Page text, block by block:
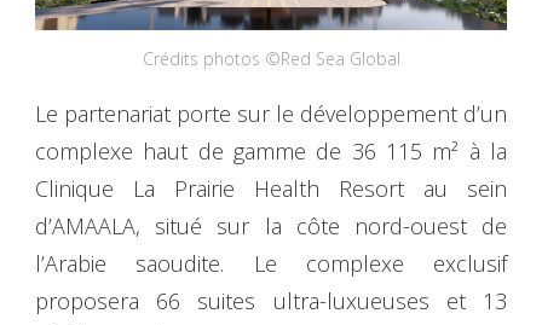
Crédits photos ©Red Sea Global
Le partenariat porte sur le développement d’un
complexe haut de gamme de 36 115 m² à la
Clinique La Prairie Health Resort au sein
d’AMAALA, situé sur la côte nord-ouest de
l’Arabie saoudite. Le complexe exclusif
proposera 66 suites ultra-luxueuses et 13